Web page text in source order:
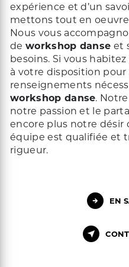
expérience et d’un
mettons tout en
Nous vous
de workshop danse et
besoins. Si vous habitez
à votre disposition
renseignements
workshop danse.
notre passion et le
encore plus notre désir
équipe est qualifiée et
rigueur.
EN